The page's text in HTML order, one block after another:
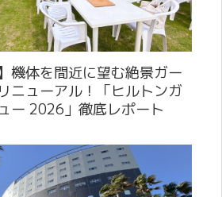
機体を間近に望む絶景ガー
ニューアル！「ヒルトンガ
ー 2026」徹底レポート